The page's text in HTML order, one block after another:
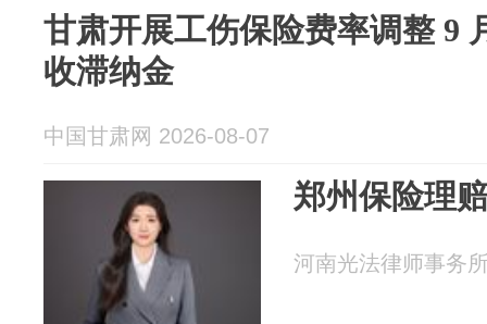
甘肃开展工伤保险费率调整 9
收滞纳金
中国甘肃网 2026-08-07
郑州保险理
河南光法律师事务